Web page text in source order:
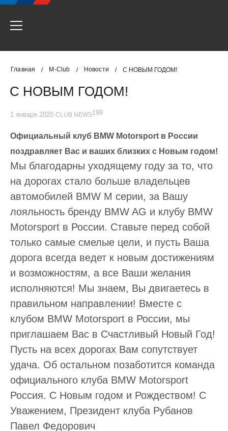
Главная / M-Club / Новости / С НОВЫМ ГОДОМ!
С НОВЫМ ГОДОМ!
1 января 2020·CLUB NEWS199
Официальный клуб BMW Motorsport в России
поздравляет Вас и ваших близких с Новым годом!
Мы благодарны уходящему году за то, что
на дорогах стало больше владельцев
автомобилей BMW M серии, за Вашу
лояльность бренду BMW AG и клубу BMW
Motorsport в России. Ставьте перед собой
только самые смелые цели, и пусть Ваша
дорога всегда ведет к новым достижениям
и возможностям, а все Ваши желания
исполняются! Мы знаем, Вы двигаетесь в
правильном направлении! Вместе с
клубом BMW Motorsport в России, мы
приглашаем Вас в Счастливый Новый Год!
Пусть на всех дорогах Вам сопутствует
удача. Об остальном позаботится команда
официального клуба BMW Motorsport
Россия. С Новым годом и Рождеством! С
Уважением, Президент клуба Рубанов
Павел Федорович